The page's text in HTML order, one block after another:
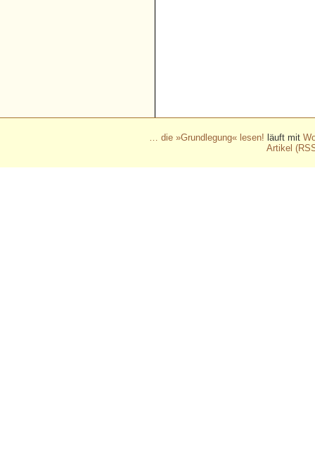
… die »Grundlegung« lesen! läuft mit
Artikel